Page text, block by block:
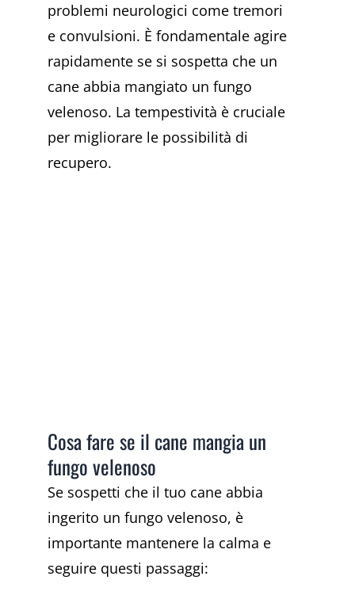
problemi neurologici come tremori
e convulsioni. È fondamentale agire
rapidamente se si sospetta che un
cane abbia mangiato un fungo
velenoso. La tempestività è cruciale
per migliorare le possibilità di
recupero.
Cosa fare se il cane mangia un
fungo velenoso
Se sospetti che il tuo cane abbia
ingerito un fungo velenoso, è
importante mantenere la calma e
seguire questi passaggi: